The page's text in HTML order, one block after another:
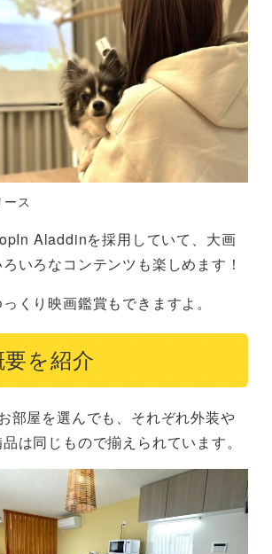
ス
Aladdinを採用していて、大画
いろなコンテンツも楽しめます！
くり映画鑑賞もできますよ。
を紹介
部屋を選んでも、それぞれ外装や
は同じもので揃えられています。